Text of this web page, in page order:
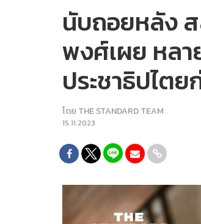
นับถอยหลัง
พงศ์เผย หล
ประชาธิปไตย
โดย THE STANDARD TEAM
15.11.2023